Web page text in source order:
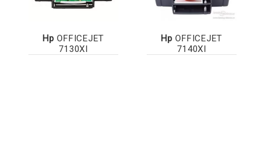
Hp OFFICEJET
7130XI
Hp OFFICEJET
7140XI